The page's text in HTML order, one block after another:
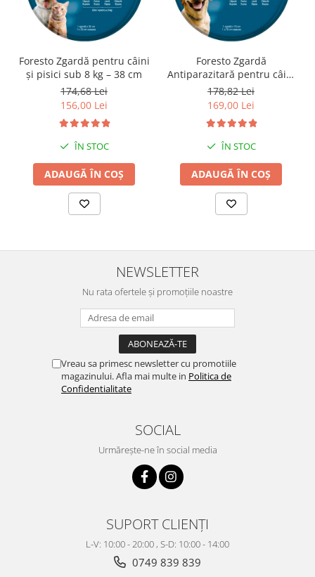
Foresto Zgardă pentru câini
și pisici sub 8 kg – 38 cm
174,68 Lei
156,00 Lei
ÎN STOC
ADAUGĂ ÎN COȘ
Foresto Zgardă
Antiparazitară pentru câini
peste 8 kg – 70 cm
178,82 Lei
169,00 Lei
ÎN STOC
ADAUGĂ ÎN COȘ
NEWSLETTER
Nu rata ofertele și promoțiile noastre
Vreau sa primesc newsletter cu promotiile
magazinului. Afla mai multe in Politica de
Confidentialitate
SOCIAL
Urmărește-ne în social media
SUPORT CLIENȚI
L-V: 10:00 - 20:00 , S-D: 10:00 - 14:00
0749 839 839